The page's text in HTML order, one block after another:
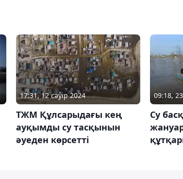
17:31, 12 сәуір 2024
ТЖМ Құлсарыдағы кең
ауқымды су тасқынын
әуеден көрсетті
09:18,
Су